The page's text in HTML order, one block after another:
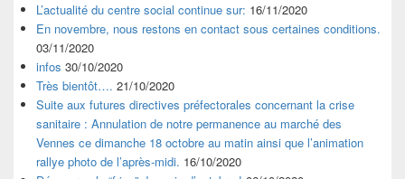
L’actualité du centre social continue sur: 16/11/2020
En novembre, nous restons en contact sous certaines conditions.
03/11/2020
infos 30/10/2020
Très bientôt…. 21/10/2020
Suite aux futures directives préfectorales concernant la crise
sanitaire : Annulation de notre permanence au marché des
Vennes ce dimanche 18 octobre au matin ainsi que l’animation
rallye photo de l’après-midi. 16/10/2020